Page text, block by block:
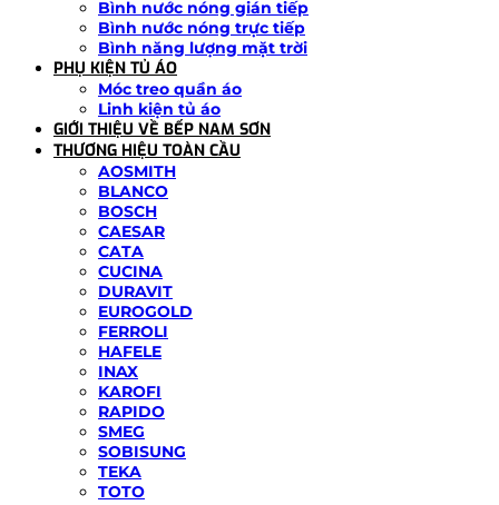
Bình nước nóng gián tiếp
Bình nước nóng trực tiếp
Bình năng lượng mặt trời
PHỤ KIỆN TỦ ÁO
Móc treo quần áo
Linh kiện tủ áo
GIỚI THIỆU VỀ BẾP NAM SƠN
THƯƠNG HIỆU TOÀN CẦU
AOSMITH
BLANCO
BOSCH
CAESAR
CATA
CUCINA
DURAVIT
EUROGOLD
FERROLI
HAFELE
INAX
KAROFI
RAPIDO
SMEG
SOBISUNG
TEKA
TOTO